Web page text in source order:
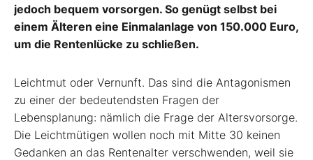
jedoch bequem vorsorgen. So genügt selbst bei
einem Älteren eine Einmalanlage von 150.000 Euro,
um die Rentenlücke zu schließen.
Leichtmut oder Vernunft. Das sind die Antagonismen
zu einer der bedeutendsten Fragen der
Lebensplanung: nämlich die Frage der Altersvorsorge.
Die Leichtmütigen wollen noch mit Mitte 30 keinen
Gedanken an das Rentenalter verschwenden, weil sie